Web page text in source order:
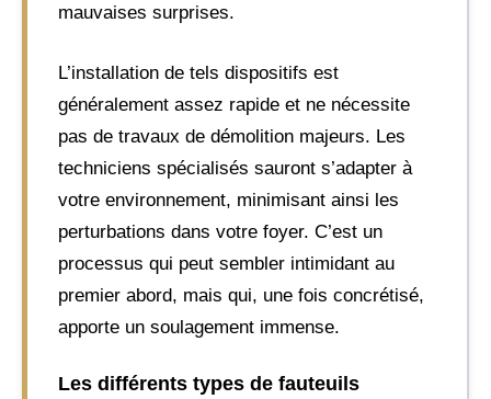
mauvaises surprises.
L’installation de tels dispositifs est
généralement assez rapide et ne nécessite
pas de travaux de démolition majeurs. Les
techniciens spécialisés sauront s’adapter à
votre environnement, minimisant ainsi les
perturbations dans votre foyer. C’est un
processus qui peut sembler intimidant au
premier abord, mais qui, une fois concrétisé,
apporte un soulagement immense.
Les différents types de fauteuils